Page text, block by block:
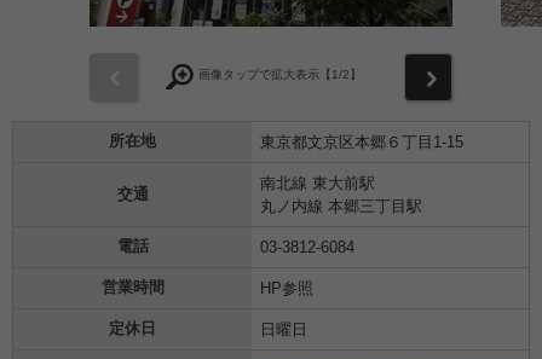
画像タップで拡大表示【 1/2】
所在地 東京都文京区本郷６丁目1-15
交通
南北線 東大前駅
丸ノ内線 本郷三丁目駅
電話 03-3812-6084
営業時間 HP参照
定休日 日曜日